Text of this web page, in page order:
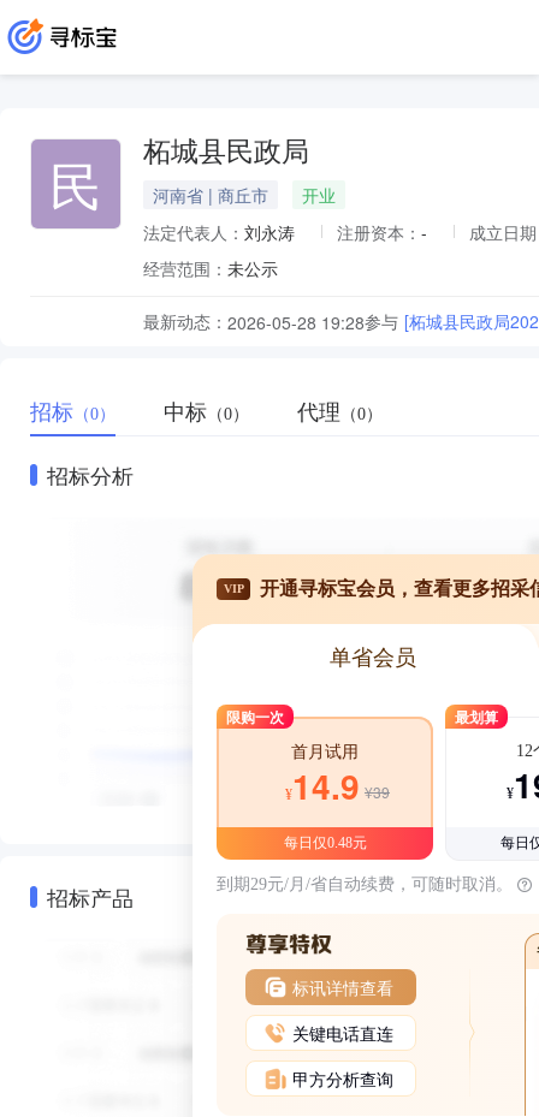
民 柘城县民政局
河南省 | 商丘市
开业
法定代表人： 刘永涛 注册资本： -
成立日
经营范围： 未公示
最新动态： 2026-05-28 19:28参与 [柘城县民政局
招标 （0） 中标 （0） 代理 （0）
招标分析
招标产品
VIP 开通寻标宝会员，查看更多招采
单省会员
限购一次
首月试用
¥14.9 ¥39
每日仅0.48元
最划算
12
¥
每日
到期29元/月/省自动续费，可随时取消。
标讯详情查看
关键电话直连
甲方分析查询